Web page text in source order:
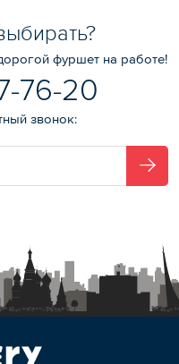
фуршет на работе!
76-20
звонок: